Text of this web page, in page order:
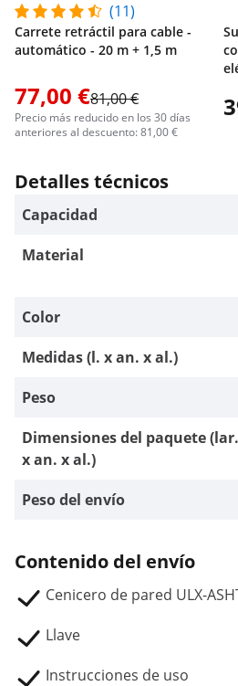
(11)
Carrete retráctil para cable -
automático - 20 m + 1,5 m
77,00 €81,00 €
Precio más reducido en los 30 días
anteriores al descuento: 81,00 €
Detalles técnicos
Capacidad
Material
Color
Medidas (l. x an. x al.)
Peso
Dimensiones del paquete (lar.
x an. x al.)
Peso del envío
Contenido del envío
Cenicero de pared ULX-
Llave
Instrucciones de uso